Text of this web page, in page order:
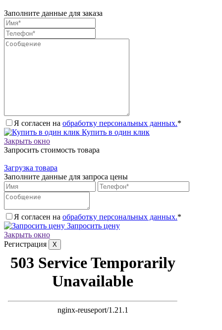
Заполните данные для заказа
Я согласен на обработку персональных данных.*
Купить в один клик
Закрыть окно
Запросить стоимость товара
Загрузка товара
Заполните данные для запроса цены
Я согласен на обработку персональных данных.*
Запросить цену
Закрыть окно
Регистрация
X